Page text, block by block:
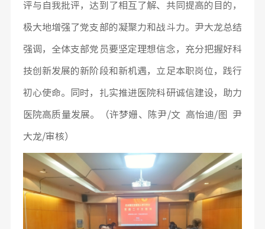
评与自我批评，达到了相互了解、共同提高的目的，
极大地增强了党支部的凝聚力和战斗力。尹大龙总结
强调，全体支部党员要坚定理想信念，充分把握好科
技创新发展的新阶段和新机遇，立足本职岗位，践行
初心使命。同时，扎实推进医院科研诚信建设，助力
医院高质量发展。（许梦姗、陈尹/文 高怡迪/图 尹
大龙/审核）